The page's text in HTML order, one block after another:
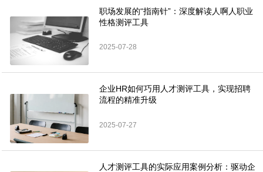
职场发展的“指南针”：深度解读人啊人职业
性格测评工具
2025-07-28
企业HR如何巧用人才测评工具，实现招聘
流程的精准升级
2025-07-27
人才测评工具的实际应用案例分析：驱动企